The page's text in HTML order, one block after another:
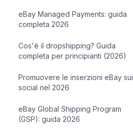
eBay Managed Payments: guida
completa 2026
Cos'è il dropshipping? Guida
completa per principianti (2026)
Promuovere le inserzioni eBay sui
social nel 2026
eBay Global Shipping Program
(GSP): guida 2026